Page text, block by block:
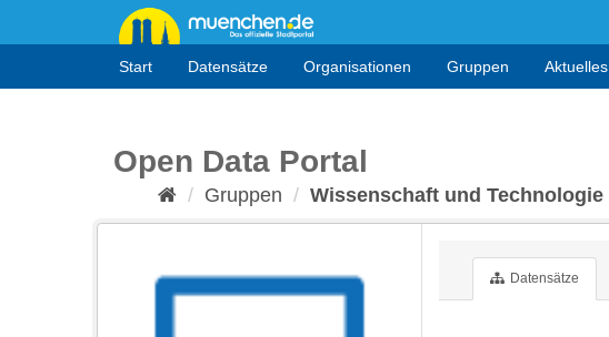
Start Datensätze Organisationen Gruppen Aktuelles
Open Data Portal
Gruppen Wissenschaft und Technologie
Datensätze